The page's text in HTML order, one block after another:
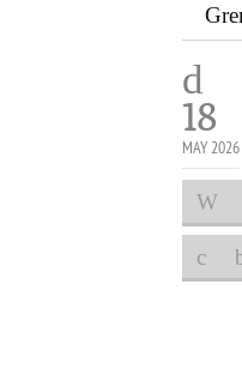
18
MAY 2026